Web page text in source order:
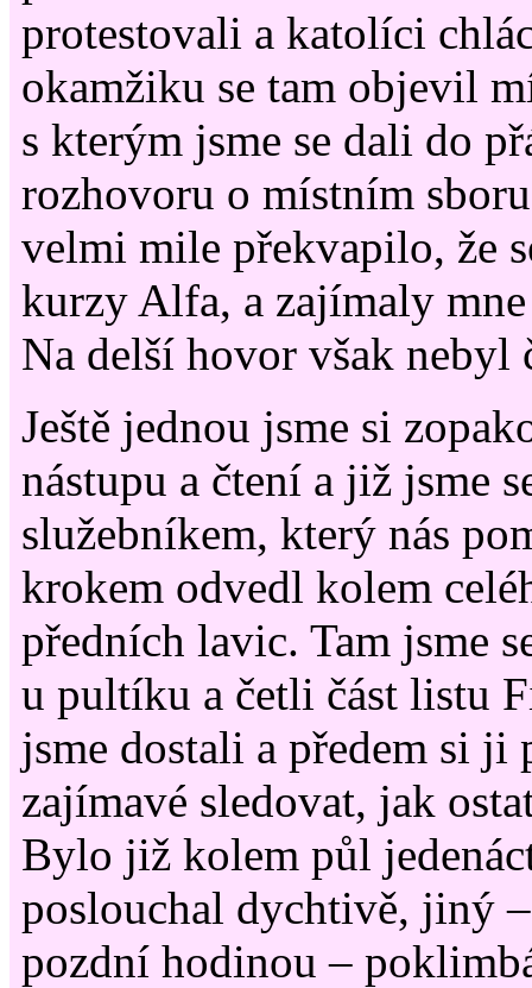
protestovali a katolíci
okamžiku se tam objevil
s kterým jsme se dali do
rozhovoru o místním
velmi mile překvapilo, že
kurzy Alfa, a zajímaly
Na delší hovor však nebyl
Ještě jednou jsme si
nástupu a čtení a již jsme
služebníkem, který nás
krokem odvedl kolem
předních lavic. Tam jsme
u pultíku a četli část listu
jsme dostali a předem si
zajímavé sledovat, jak
Bylo již kolem půl
poslouchal dychtivě, jiný
pozdní hodinou –